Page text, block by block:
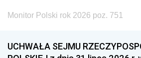
Monitor Polski rok 2026 poz. 751
UCHWAŁA SEJMU